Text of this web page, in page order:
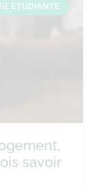
ÉTUDIANTE
savoir